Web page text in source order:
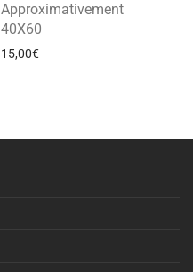
Approximativement
40X60
15,00€